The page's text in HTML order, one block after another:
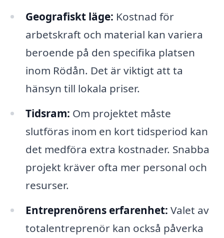
Geografiskt läge: Kostnad för
arbetskraft och material kan variera
beroende på den specifika platsen
inom Rödån. Det är viktigt att ta
hänsyn till lokala priser.
Tidsram: Om projektet måste
slutföras inom en kort tidsperiod kan
det medföra extra kostnader. Snabba
projekt kräver ofta mer personal och
resurser.
Entreprenörens erfarenhet: Valet av
totalentreprenör kan också påverka